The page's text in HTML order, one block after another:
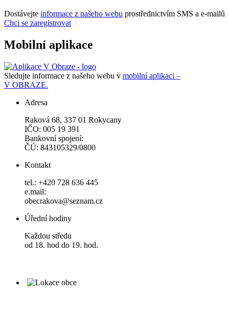
Dostávejte informace z našeho webu prostřednictvím SMS a e-mailů
Chci se zaregistrovat
Mobilní aplikace
Sledujte informace z našeho webu v mobilní aplikaci –
V OBRAZE.
Adresa
Raková 68, 337 01 Rokycany
IČO: 005 19 391
Bankovní spojení:
ČÚ: 843105329/0800
Kontakt
tel.: +420 728 636 445
e.mail:
obecrakova@seznam.cz
Úřední hodiny
Každou středu
od 18. hod do 19. hod.